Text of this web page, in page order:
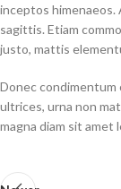
inceptos himenaeos.
sagittis. Etiam
justo, mattis
Donec condimentum
ultrices, urna non
magna diam sit amet